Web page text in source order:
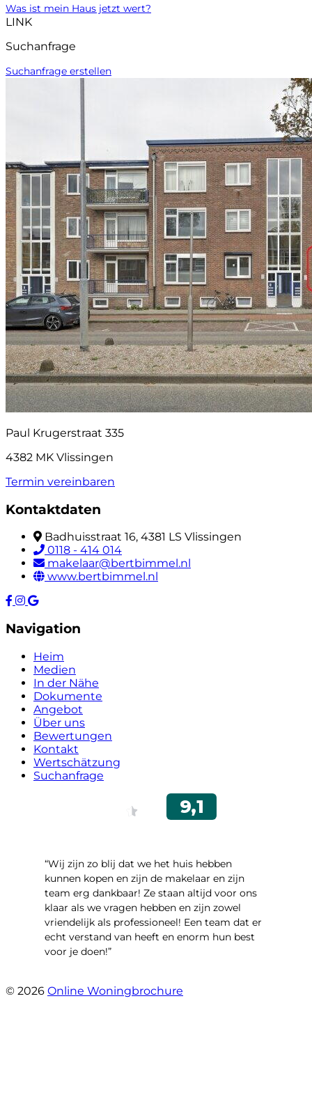
Was ist mein Haus jetzt wert?
LINK
Suchanfrage
Suchanfrage erstellen
Paul Krugerstraat 335
4382 MK Vlissingen
Termin vereinbaren
Kontaktdaten
Badhuisstraat 16, 4381 LS Vlissingen
0118 - 414 014
makelaar@bertbimmel.nl
www.bertbimmel.nl
Navigation
Heim
Medien
In der Nähe
Dokumente
Angebot
Über uns
Bewertungen
Kontakt
Wertschätzung
Suchanfrage
“Wij zijn zo blij dat we het huis hebben
kunnen kopen en zijn de makelaar en zijn
team erg dankbaar! Ze staan altijd voor ons
klaar als we vragen hebben en zijn zowel
vriendelijk als professioneel! Een team dat er
echt verstand van heeft en enorm hun best
voor je doen!”
© 2026 Online Woningbrochure